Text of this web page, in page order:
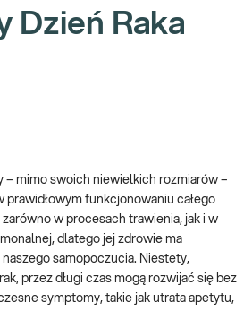
Dzień Raka
– mimo swoich niewielkich rozmiarów –
prawidłowym funkcjonowaniu całego
w procesach trawienia, jak i w
dlatego jej zdrowie ma
samopoczucia. Niestety,
przez długi czas mogą rozwijać się bez
symptomy, takie jak utrata apetytu,